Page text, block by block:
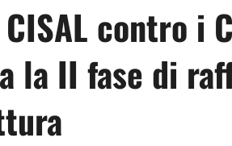
CISAL contro i
la II fase di